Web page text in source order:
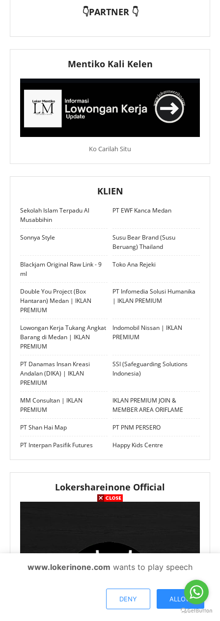
👇PARTNER 👇
Mentiko Kali Kelen
Ko Carilah Situ
KLIEN
Sekolah Islam Terpadu Al
Musabbihin
PT EWF Kanca Medan
Sonnya Style
Susu Bear Brand (Susu
Beruang) Thailand
Blackjam Original Raw Link - 9
ml
Toko Ana Rejeki
Double You Project (Box
Hantaran) Medan | IKLAN
PREMIUM
PT Infomedia Solusi Humanika
| IKLAN PREMIUM
Lowongan Kerja Tukang Angkat
Barang di Medan | IKLAN
PREMIUM
Indomobil Nissan | IKLAN
PREMIUM
PT Danamas Insan Kreasi
Andalan (DIKA) | IKLAN
PREMIUM
SSI (Safeguarding Solutions
Indonesia)
MM Consultan | IKLAN
PREMIUM
IKLAN PREMIUM JOIN &
MEMBER AREA ORIFLAME
PT Shan Hai Map PT PNM PERSERO
PT Interpan Pasifik Futures Happy Kids Centre
Lokershareinone Official
www.lokerinone.com wants to play speech
DENY ALLOW